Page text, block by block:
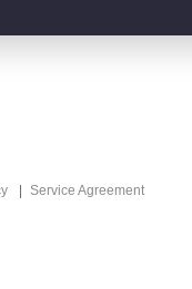
Service Agreement